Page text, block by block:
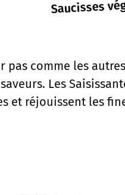
Saucisses
comme les
Les
et réjouissent les